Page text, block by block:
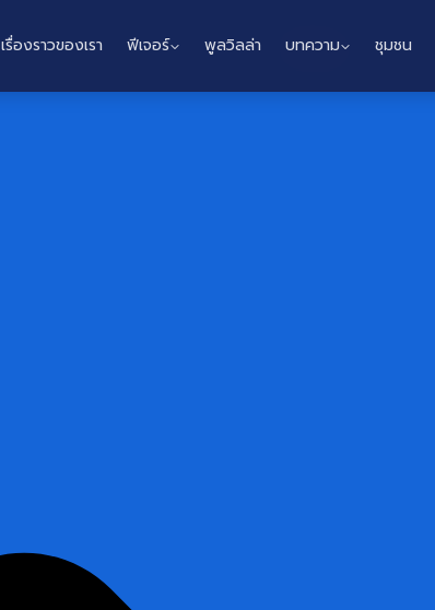
เรื่องราวของเรา ฟีเจอร์ พูลวิลล่า บทความ ชุมชน
Home